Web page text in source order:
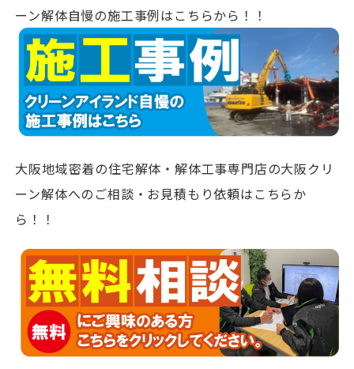
ーン解体自慢の施工事例はこちらから！！
大阪地域密着の住宅解体・解体工事専門店の大阪クリ
ーン解体へのご相談・お見積もり依頼はこちらか
ら！！